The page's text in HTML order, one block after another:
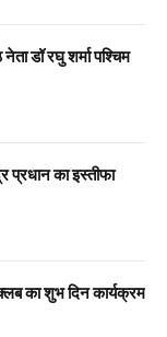
डॉ रघु शर्मा पश्चिम
का इस्तीफा
का शुभ दिन कार्यक्रम